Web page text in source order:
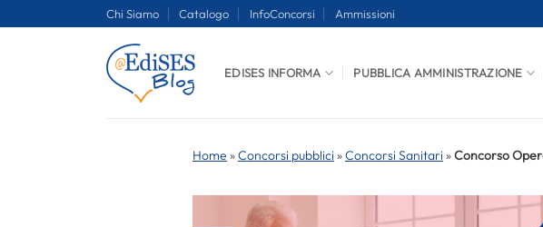
Chi Siamo Catalogo InfoConcorsi Ammissioni
EDISES INFORMA PUBBLICA AMMINISTRAZIONE
Home »Concorsi pubblici »Concorsi Sanitari »Concorso